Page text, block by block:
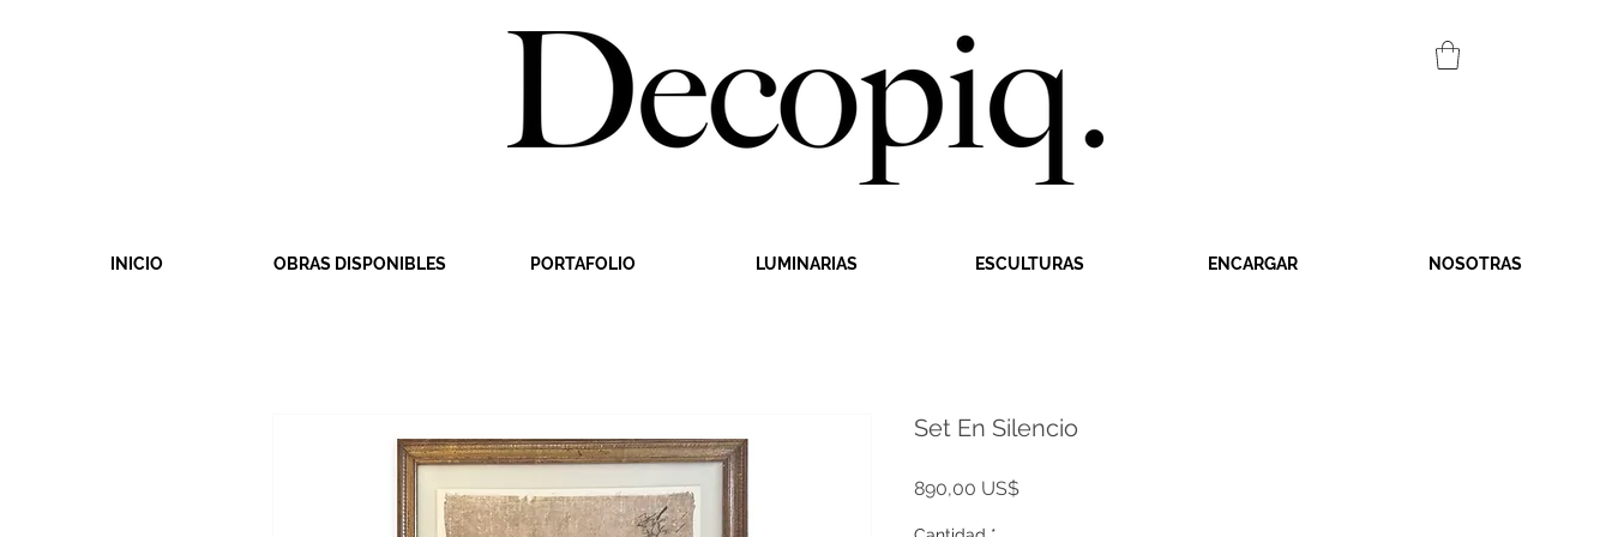
INICIO OBRAS DISPONIBLES PORTAFOLIO LUMINARIAS ESCULTURAS ENCARGAR NOSOTRAS
Set En Silencio
890,00 US$Precio